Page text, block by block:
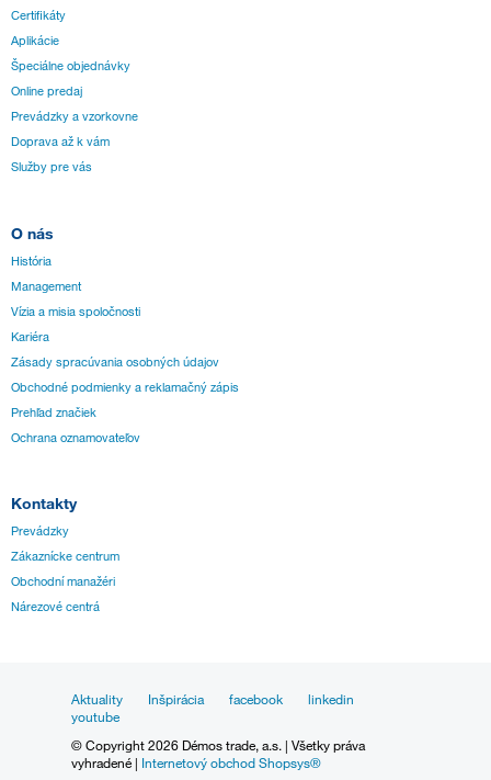
Certifikáty
Aplikácie
Špeciálne objednávky
Online predaj
Prevádzky a vzorkovne
Doprava až k vám
Služby pre vás
O nás
História
Management
Vízia a misia spoločnosti
Kariéra
Zásady spracúvania osobných údajov
Obchodné podmienky a reklamačný zápis
Prehľad značiek
Ochrana oznamovateľov
Kontakty
Prevádzky
Zákaznícke centrum
Obchodní manažéri
Nárezové centrá
Aktuality Inšpirácia facebook
linkedin
youtube
© Copyright 2026 Démos trade, a.s. | Všetky práva
vyhradené | Internetový obchod Shopsys®